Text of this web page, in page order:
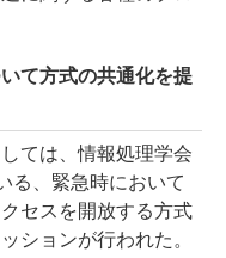
て方式の共通化を提
ては、情報処理学会
る、緊急時において
セスを開放する方式
ションが行われた。